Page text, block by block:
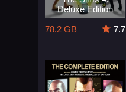
Deluxe Edition
78.2 GB
7.7